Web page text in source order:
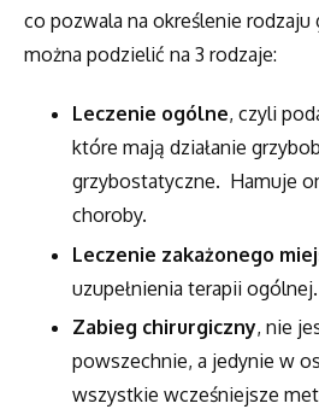
co pozwala na określenie rodzaju
można podzielić na 3 rodzaje:
Leczenie ogólne, czyli
które mają działanie
grzybostatyczne. Hamuje
choroby.
Leczenie zakażonego
uzupełnienia terapii ogólnej.
Zabieg chirurgiczny, nie
powszechnie, a jedynie w
wszystkie wcześniejsze